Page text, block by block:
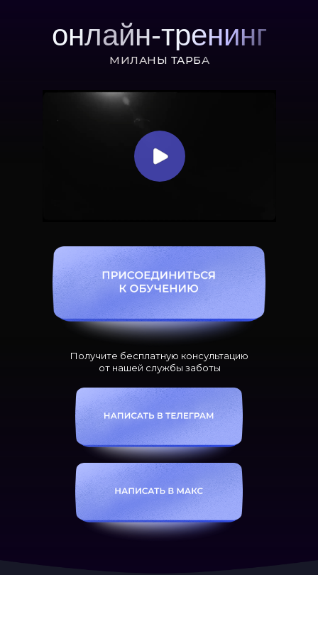
онлайн-тренинг
МИЛАНЫ ТАРБА
Получите бесплатную консультацию
от нашей службы заботы